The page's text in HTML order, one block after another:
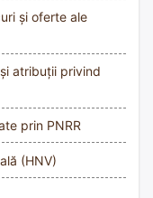
și oferte ale
atribuții privind
prin PNRR
(HNV)